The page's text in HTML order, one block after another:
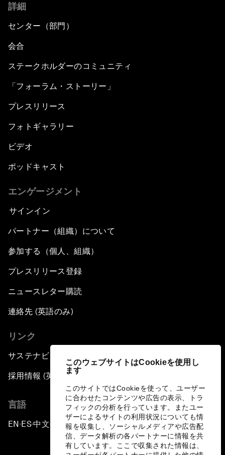
このウェブサイトはCookieを使用し
ます
このサイトではCookieを使って、ユーザー
に合わせたコンテンツや広告の表示、トラ
フィックの分析を行っています。またユー
ザーによるサイトの利用状況についても情
報を収集し、ソーシャルメディアや広告配
信、データ解析の各パートナーに情報を共
有しています。ここで収集された情報は、
詳細
センター（部門）
会合
ステークホルダーのコミュニティ
「フォーラム・ストーリー」
プレスリリース
フォトギャラリー
ビデオ
ポッドキャスト
エンゲージメント
サインイン
パートナー（組織）について
参加する（個人、組織）
プレスリリース登録
ニュースレター購読
連絡先 (英語のみ)
リンク
サステナビリティへの取り組み
採用情報 (英語のみ)
言語
EN ▪ES▪中文▪ 日本語